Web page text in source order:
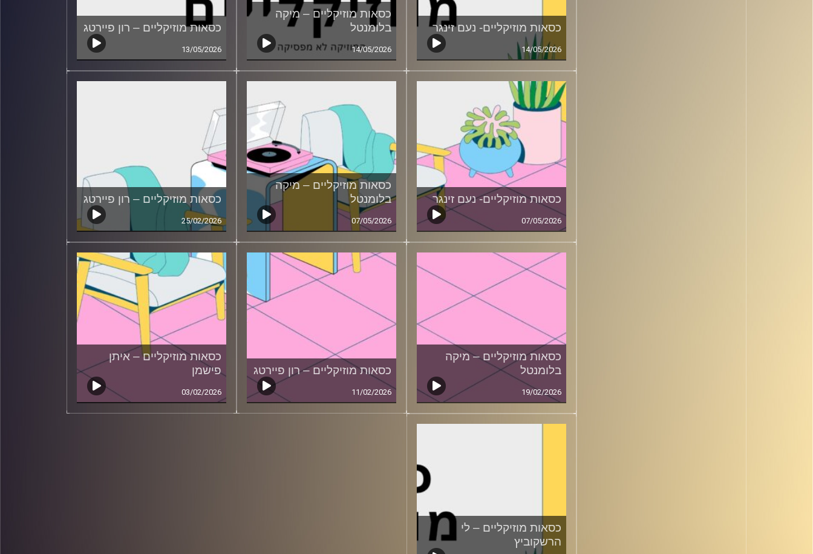
כסאות מוזיקליים- נעם זינגר
14/05/2026
כסאות מוזיקליים – מיקה
בלומנטל
14/05/2026
כסאות מוזיקליים – רון פיירטג
13/05/2026
כסאות מוזיקליים- נעם זינגר
07/05/2026
כסאות מוזיקליים – מיקה
בלומנטל
07/05/2026
כסאות מוזיקליים – רון פיירטג
25/02/2026
כסאות מוזיקליים – מיקה
בלומנטל
19/02/2026
כסאות מוזיקליים – רון פיירטג
11/02/2026
כסאות מוזיקליים – איתן
פישמן
03/02/2026
כסאות מוזיקליים – לי
הרשקוביץ